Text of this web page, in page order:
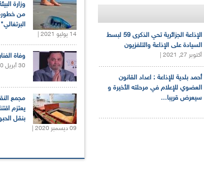
الإذاعة الجزائرية تحي الذكرى 59 لبسط
السيادة على الإذاعة والتلفزيون
أكتوبر 27, 2021 |
أحمد بلدية للإذاعة : اعداد القانون
العضوي للإعلام في مرحلته الأخيرة و
سيعرض قريبا...
وزارة
من خطورة
14 يوليو 2021 |
وفاة
30 أبريل 2020 |
مجمع
يعتزم
بنقل
09 ديسمبر 2020 |